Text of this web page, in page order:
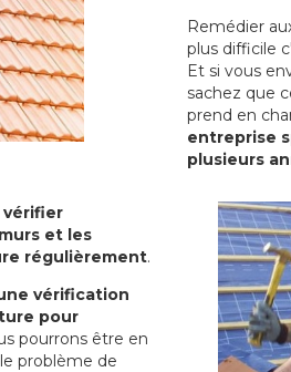
Remédier
plus difficile
Et si vous
sachez que
prend en
entreprise
plusieurs
vérifier
et les
régulièrement.
vérification
pour
pourrons être en
problème de